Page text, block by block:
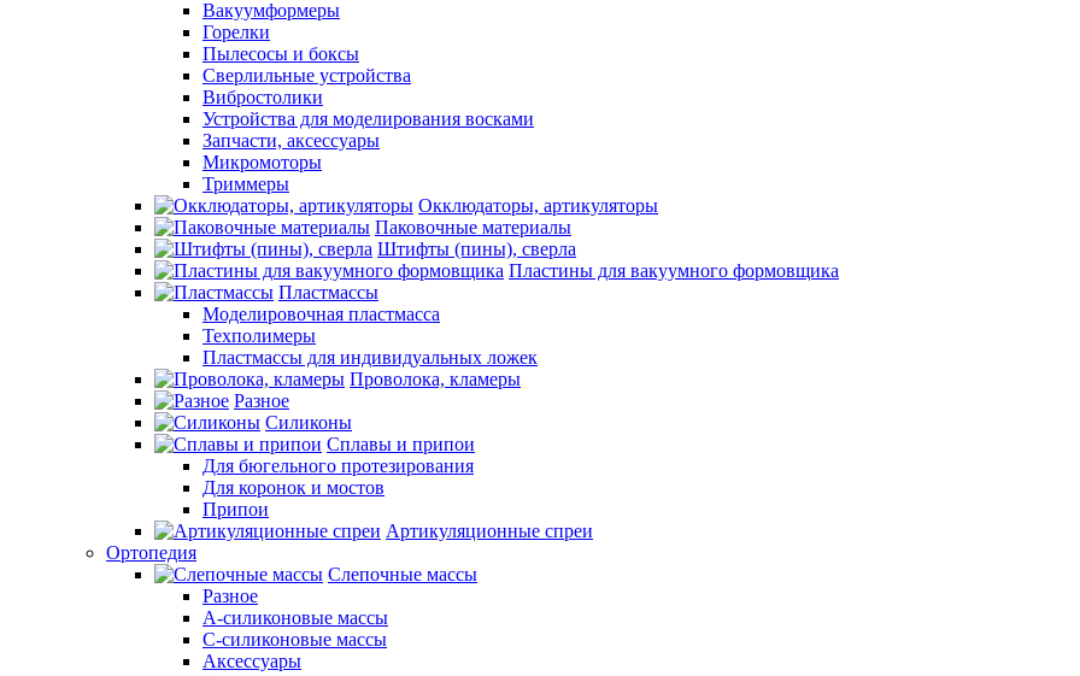
Вакуумформеры
Горелки
Пылесосы и боксы
Сверлильные устройства
Вибростолики
Устройства для моделирования восками
Запчасти, аксессуары
Микромоторы
Триммеры
Окклюдаторы, артикуляторы
Паковочные материалы
Штифты (пины), сверла
Пластины для вакуумного формовщика
Пластмассы
Моделировочная пластмасса
Техполимеры
Пластмассы для индивидуальных ложек
Проволока, кламеры
Разное
Силиконы
Сплавы и припои
Для бюгельного протезирования
Для коронок и мостов
Припои
Артикуляционные спреи
Ортопедия
Слепочные массы
Разное
А-силиконовые массы
С-силиконовые массы
Аксессуары